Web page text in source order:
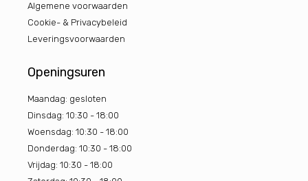
Algemene voorwaarden
Cookie- & Privacybeleid
Leveringsvoorwaarden
Openingsuren
Maandag: gesloten
Dinsdag: 10:30 - 18:00
Woensdag: 10:30 - 18:00
Donderdag: 10:30 - 18:00
Vrijdag: 10:30 - 18:00